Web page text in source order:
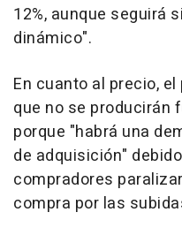
12%, aunque seguirá
dinámico".
En cuanto al precio,
que no se producirán
porque "habrá una
de adquisición"
compradores
compra por las